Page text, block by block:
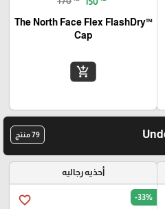
The North Face Flex FlashDry™
Cap
add_shopping_cart
79 منتج
أحذيه رجاليه
favorite_border -33%